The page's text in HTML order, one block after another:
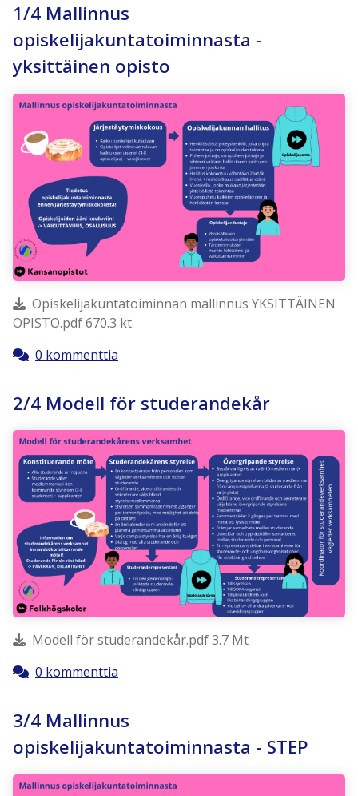
1/4 Mallinnus
opiskelijakuntatoiminnasta -
yksittäinen opisto
Opiskelijakuntatoiminnan mallinnus YKSITTÄINEN
OPISTO.pdf 670.3 kt
0 kommenttia
2/4 Modell för studerandekår
Modell för studerandekår.pdf 3.7 Mt
0 kommenttia
3/4 Mallinnus
opiskelijakuntatoiminnasta - STEP